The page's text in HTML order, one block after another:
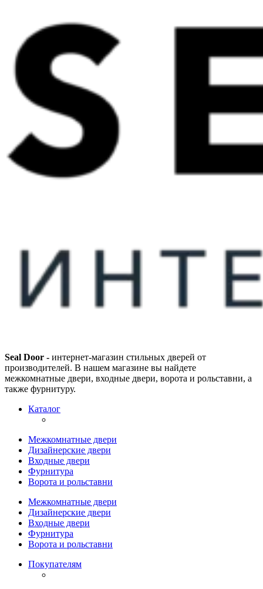
Seal Door - интернет-магазин стильных дверей от
производителей. В нашем магазине вы найдете
межкомнатные двери, входные двери, ворота и рольставни, а
также фурнитуру.
Каталог
Межкомнатные двери
Дизайнерские двери
Входные двери
Фурнитура
Ворота и рольставни
Межкомнатные двери
Дизайнерские двери
Входные двери
Фурнитура
Ворота и рольставни
Покупателям